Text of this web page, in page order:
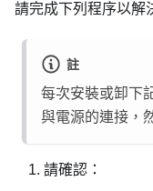
請完成下列程序以解
註
每次安裝或卸下
與電源的連接，
請確認：